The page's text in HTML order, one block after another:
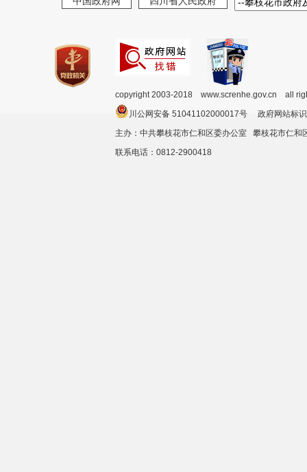
copyright 2003-2018 www.screnhe.gov.cn all
川公网安备 51041102000017号 政府网站
主办：中共攀枝花市仁和区委办公室 攀枝花市仁
联系电话：0812-2900418